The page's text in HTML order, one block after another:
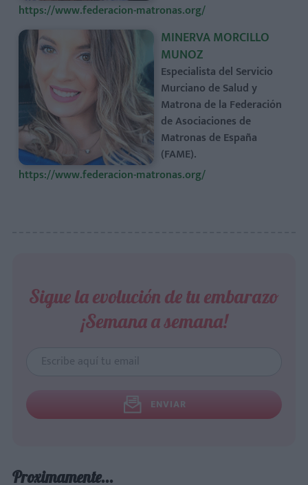
https://www.federacion-matronas.org/
MINERVA MORCILLO
MUNOZ
Especialista del Servicio
Murciano de Salud y
Matrona de la Federación
de Asociaciones de
Matronas de España
(FAME).
https://www.federacion-matronas.org/
Sigue la evolución de tu embarazo
¡Semana a semana!
ENVIAR
Proximamente...